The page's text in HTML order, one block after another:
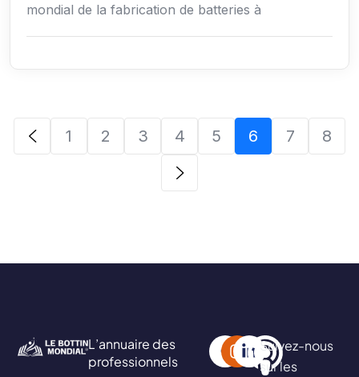
mondial de la fabrication de batteries à
1 2 3 4 5 6 7 8
L’annuaire des
professionnels
Suivez-nous
sur les